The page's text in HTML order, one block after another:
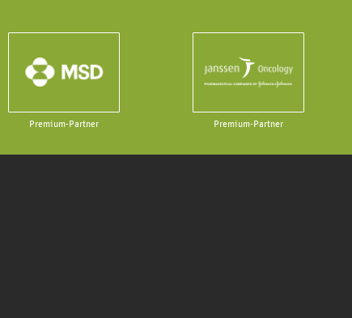
Premium-Partner Premium-Partner